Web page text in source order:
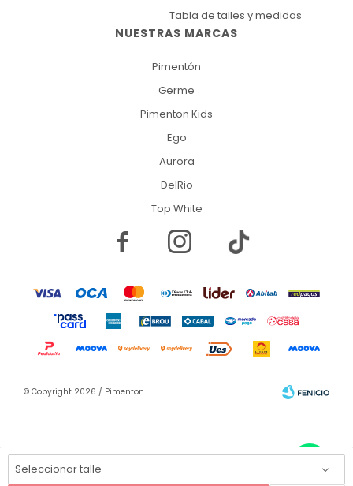
Seleccionar talle
NUESTRAS MARCAS
Pimentón
Germe
Pimenton Kids
Ego
Aurora
DelRio
Top White
Tabla de talles y medidas
 
© Copyright 2026 / Pimenton